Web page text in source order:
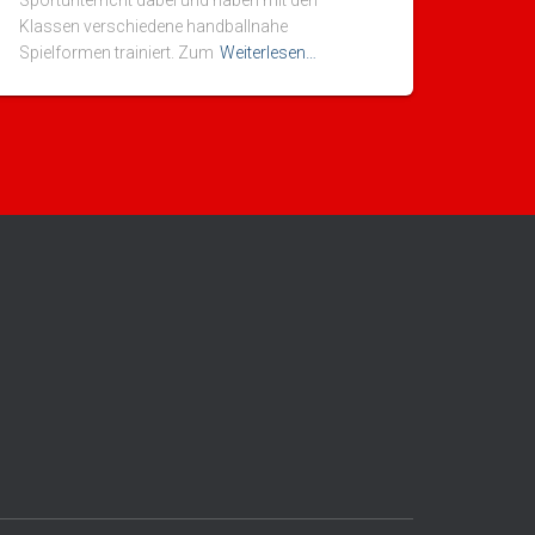
Klassen verschiedene handballnahe
Spielformen trainiert. Zum Weiterlesen…